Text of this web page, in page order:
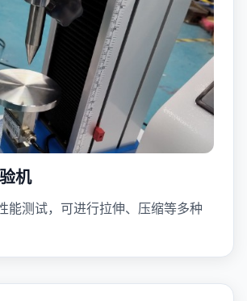
机
能测试，可进行拉伸、压缩等多种